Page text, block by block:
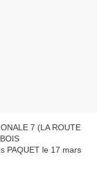
7 (LA ROUTE
PAQUET le 17 mars